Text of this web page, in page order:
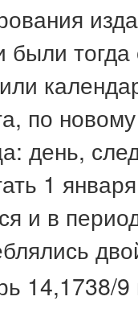
были
по
день,
1
и в
14,1738/9